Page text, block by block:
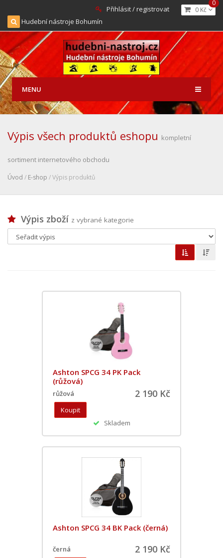
0 Kč
0
Přihlásit / registrovat
Hudební nástroje Bohumín
MENU
Výpis všech produktů eshopu kompletní
sortiment internetového obchodu
Úvod / E-shop / Výpis produktů
Výpis zboží z vybrané kategorie
Ashton SPCG 34 PK Pack
(růžová)
růžová 2 190 Kč
Skladem
Ashton SPCG 34 BK Pack (černá)
černá 2 190 Kč